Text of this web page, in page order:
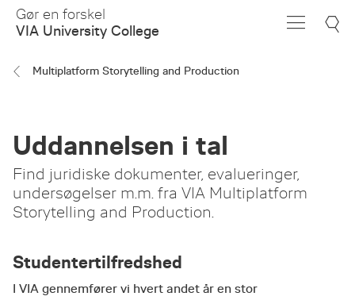
Skip
Main
Gør en forskel
VIA University College
Multiplatform Storytelling and Production
Uddannelsen i tal
Find juridiske dokumenter, evalueringer,
undersøgelser m.m. fra VIA Multiplatform
Storytelling and Production.
Studentertilfredshed
I VIA gennemfører vi hvert andet år en stor